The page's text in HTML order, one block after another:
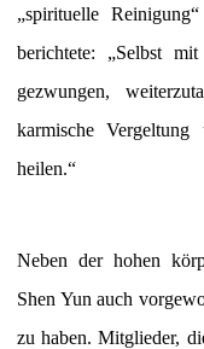
„spirituelle
berichtete: „Selbst
gezwungen,
karmische
heilen.“
Neben der hohen
Shen Yun auch
zu haben. Mitglieder,